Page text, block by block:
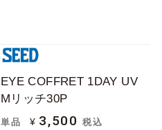
EYE COFFRET 1DAY UV
Mリッチ30P
単品 ¥ 3,500 税込